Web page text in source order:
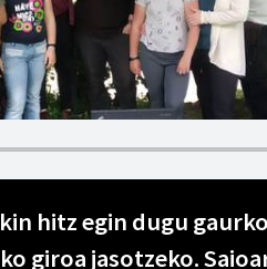
hitz egin dugu
giroa jasotzeko.